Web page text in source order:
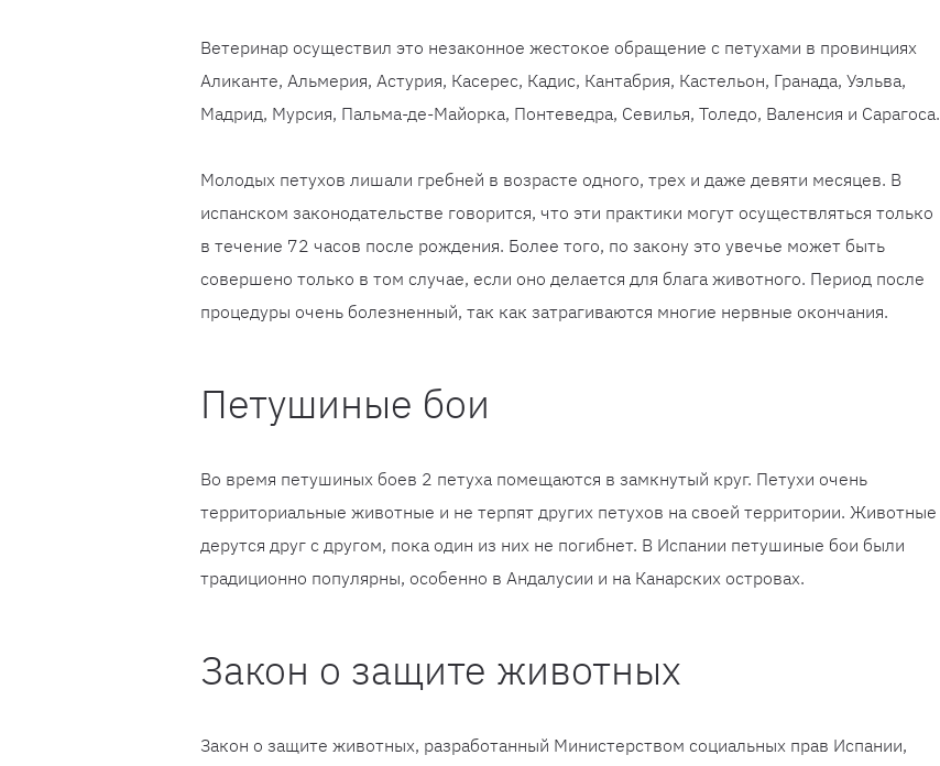
Ветеринар осуществил это незаконное жестокое обращение с петухами в провинциях
Аликанте, Альмерия, Астурия, Касерес, Кадис, Кантабрия, Кастельон, Гранада, Уэльва,
Мадрид, Мурсия, Пальма-де-Майорка, Понтеведра, Севилья, Толедо, Валенсия и Сарагоса.
Молодых петухов лишали гребней в возрасте одного, трех и даже девяти месяцев. В
испанском законодательстве говорится, что эти практики могут осуществляться только
в течение 72 часов после рождения. Более того, по закону это увечье может быть
совершено только в том случае, если оно делается для блага животного. Период после
процедуры очень болезненный, так как затрагиваются многие нервные окончания.
Петушиные бои
Во время петушиных боев 2 петуха помещаются в замкнутый круг. Петухи очень
территориальные животные и не терпят других петухов на своей территории. Животные
дерутся друг с другом, пока один из них не погибнет. В Испании петушиные бои были
традиционно популярны, особенно в Андалусии и на Канарских островах.
Закон о защите животных
Закон о защите животных, разработанный Министерством социальных прав Испании,